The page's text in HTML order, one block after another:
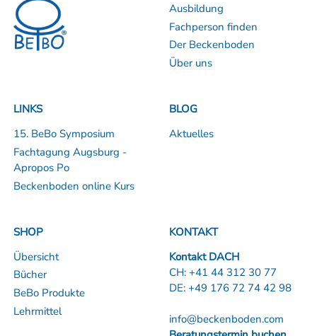
Ausbildung
Fachperson finden
Der Beckenboden
Über uns
LINKS
15. BeBo Symposium
Fachtagung Augsburg -
Apropos Po
Beckenboden online Kurs
BLOG
Aktuelles
SHOP
Übersicht
Bücher
BeBo Produkte
Lehrmittel
KONTAKT
Kontakt DACH
CH: +41 44 312 30 77
DE: +49 176 72 74 42 98
info@beckenboden.com